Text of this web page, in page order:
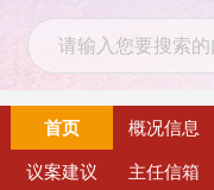
首页 概况信息
议案建议 主任信箱